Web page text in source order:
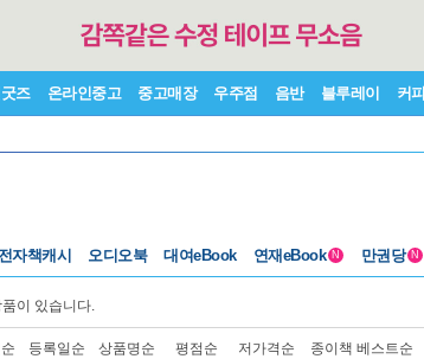
즈 온라인중고 중고매장 우주점 음반 블루레이 커피
전자책캐시 오디오북 대여eBook 연재eBook N 만권당 N
이 있습니다.
등록일순 상품명순 평점순 저가격순 종이책 베스트순